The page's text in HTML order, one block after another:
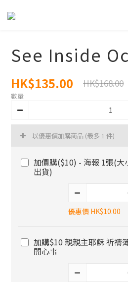
See Inside
HK$135.00 HK$168.00
數量
以優惠價加購商品 (最多 1 件)
加價購($10) - 海報 1張(大
出貨)
優惠價 HK$10.00
加購$10 親親主耶穌 祈禱
開心事